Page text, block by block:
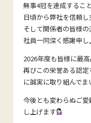
無事4冠を達成するこ
日頃から弊社を信頼
そして関係者の皆様の
社員一同深く感謝申し
2026年度も皆様に最
再びこの栄誉ある認
に誠実に取り組んでま
今後とも変わらぬご
し上げます